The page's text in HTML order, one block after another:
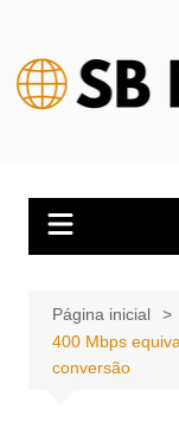
conteúdo
Página inicial
400 Mbps
conversão